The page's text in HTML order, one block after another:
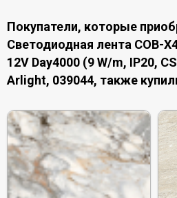
Покупатели, которые
Светодиодная лента COB-
12V Day4000 (9 W/m, IP20,
Arlight, 039044, также